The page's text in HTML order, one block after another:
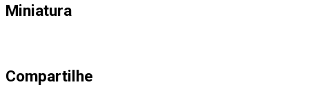
Miniatura
Compartilhe